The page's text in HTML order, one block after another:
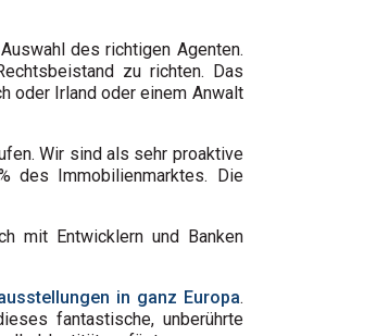
des richtigen Agenten.
zu richten. Das
oder Irland oder einem Anwalt
Wir sind als sehr proaktive
des Immobilienmarktes. Die
mit Entwicklern und Banken
in ganz Europa.
fantastische, unberührte